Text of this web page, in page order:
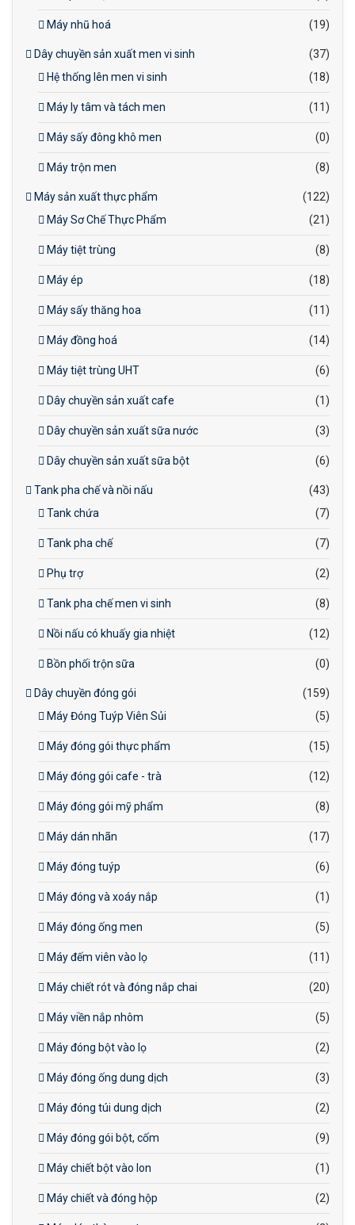
Máy nhũ hoá (19)
Dây chuyền sản xuất men vi sinh
(37)
Hệ thống lên men vi sinh
(18)
Máy ly tâm và tách men (11)
Máy sấy đông khô men (0)
Máy trộn men (8)
Máy sản xuất thực phẩm
(122)
Máy Sơ Chế Thực Phẩm
(21)
Máy tiệt trùng (8)
Máy ép (18)
Máy sấy thăng hoa (11)
Máy đồng hoá (14)
Máy tiệt trùng UHT (6)
Dây chuyền sản xuất cafe (1)
Dây chuyền sản xuất sữa nước (3)
Dây chuyền sản xuất sữa bột (6)
Tank pha chế và nồi nấu
(43)
Tank chứa
(7)
Tank pha chế (7)
Phụ trợ (2)
Tank pha chế men vi sinh (8)
Nồi nấu có khuấy gia nhiệt (12)
Bồn phối trộn sữa (0)
Dây chuyền đóng gói
(159)
Máy Đóng Tuýp Viên Sủi
(5)
Máy đóng gói thực phẩm (15)
Máy đóng gói cafe - trà (12)
Máy đóng gói mỹ phẩm (8)
Máy dán nhãn (17)
Máy đóng tuýp (6)
Máy đóng và xoáy nắp (1)
Máy đóng ống men (5)
Máy đếm viên vào lọ (11)
Máy chiết rót và đóng nắp chai (20)
Máy viền nắp nhôm (5)
Máy đóng bột vào lọ (2)
Máy đóng ống dung dịch (3)
Máy đóng túi dung dịch (2)
Máy đóng gói bột, cốm (9)
Máy chiết bột vào lon (1)
Máy chiết và đóng hộp (2)